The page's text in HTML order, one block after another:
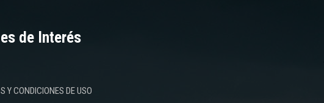
de Interés
Y CONDICIONES DE USO